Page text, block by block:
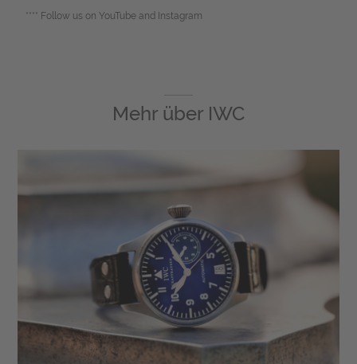
**** Follow us on YouTube and Instagram
Mehr über IWC